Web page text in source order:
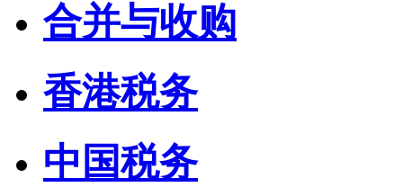
合并与收购
香港税务
中国税务